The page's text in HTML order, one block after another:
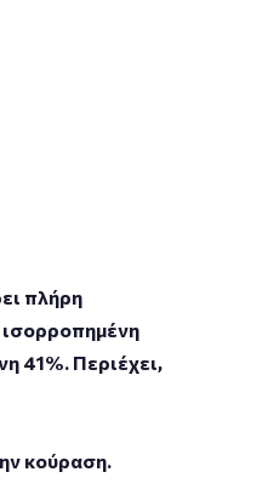
πλήρη
ισορροπημένη
41%. Περιέχει,
κούραση.